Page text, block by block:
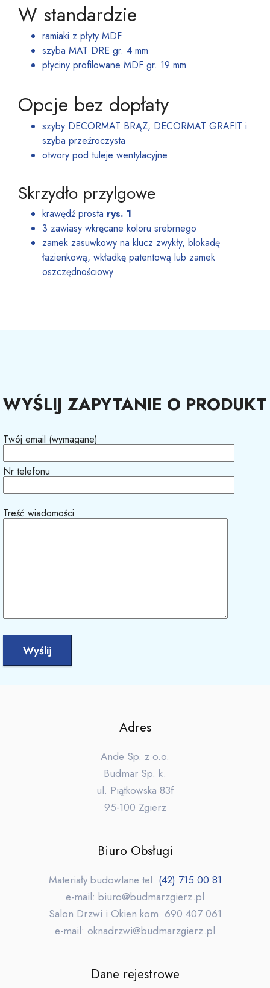
W standardzie
ramiaki z płyty MDF
szyba MAT DRE gr. 4 mm
płyciny profilowane MDF gr. 19 mm
Opcje bez dopłaty
szyby DECORMAT BRĄZ, DECORMAT GRAFIT i
szyba przeźroczysta
otwory pod tuleje wentylacyjne
Skrzydło przylgowe
krawędź prosta rys. 1
3 zawiasy wkręcane koloru srebrnego
zamek zasuwkowy na klucz zwykły, blokadę
łazienkową, wkładkę patentową lub zamek
oszczędnościowy
WYŚLIJ ZAPYTANIE O PRODUKT
Twój email (wymagane)
Nr telefonu
Treść wiadomości
Adres
Ande Sp. z o.o.
Budmar Sp. k.
ul. Piątkowska 83f
95-100 Zgierz
Biuro Obsługi
Materiały budowlane tel: (42) 715 00 81
e-mail: biuro@budmarzgierz.pl
Salon Drzwi i Okien kom. 690 407 061
e-mail: oknadrzwi@budmarzgierz.pl
Dane rejestrowe